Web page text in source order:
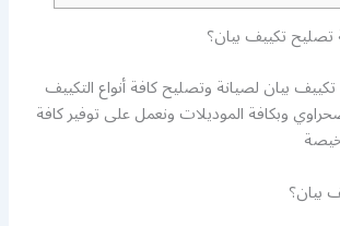
تكييف بيان؟
بيان لصيانة وتصليح كافة أنواع التكييف
وبكافة الموديلات ونعمل على توفير كافة
بيان؟